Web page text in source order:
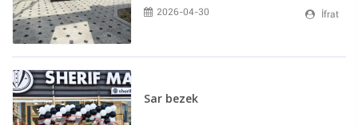
2026-04-30 İfrat
Sar bezek